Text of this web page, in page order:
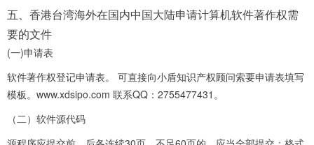
五、香港台湾海外在国内中国大陆申请计算机软件著作权需
要的文件
(一)申请表
软件著作权登记申请表。 可直接向小盾知识产权顾问索要申请表填写
模板。www.xdsipo.com 联系QQ：2755477431。
（二）软件源代码